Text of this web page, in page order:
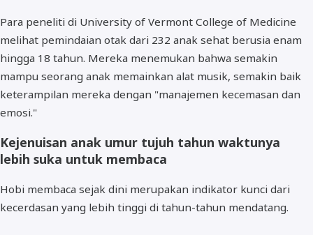
Para peneliti di University of Vermont College of Medicine
melihat pemindaian otak dari 232 anak sehat berusia enam
hingga 18 tahun. Mereka menemukan bahwa semakin
mampu seorang anak memainkan alat musik, semakin baik
keterampilan mereka dengan "manajemen kecemasan dan
emosi."
Kejenuisan anak umur tujuh tahun waktunya
lebih suka untuk membaca
Hobi membaca sejak dini merupakan indikator kunci dari
kecerdasan yang lebih tinggi di tahun-tahun mendatang.